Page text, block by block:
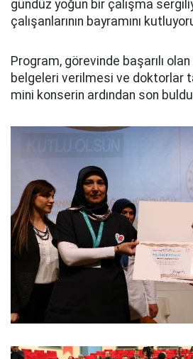
gündüz yoğun bir çalışma
çalışanlarının bayramını
Program, görevinde başarılı
belgeleri verilmesi ve doktorlar
mini konserin ardından son